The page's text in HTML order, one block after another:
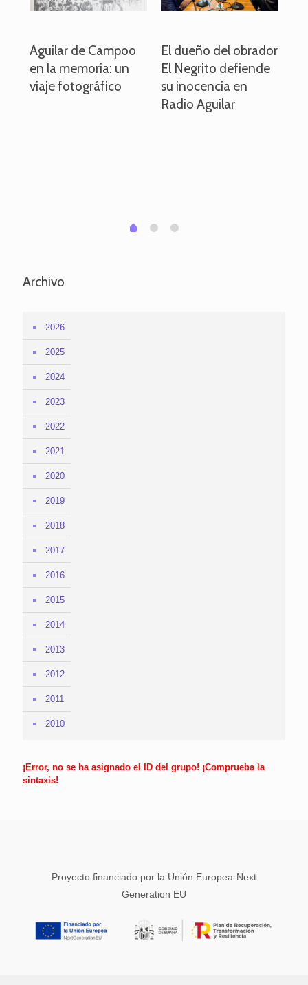
Aguilar de Campoo
en la memoria: un
viaje fotográfico
El dueño del obrador
El Negrito defiende
su inocencia en
Radio Aguilar
0 1 2
Archivo
2026
2025
2024
2023
2022
2021
2020
2019
2018
2017
2016
2015
2014
2013
2012
2011
2010
¡Error, no se ha asignado el ID del grupo! ¡Comprueba la
sintaxis!
Proyecto financiado por la Unión Europea-Next
Generation EU